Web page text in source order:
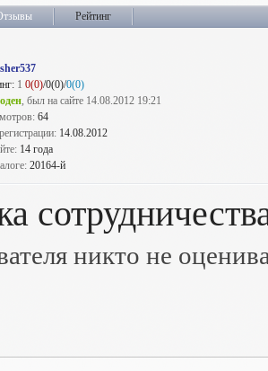
Рейтинг
1 0(0)/0(0)/0(0)
, был на сайте 14.08.2012 19:21
64
14.08.2012
14 года
20164-й
никто не